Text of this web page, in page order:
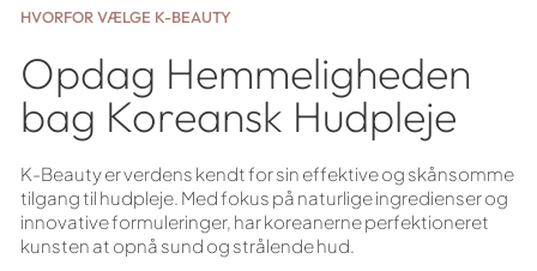
HVORFOR VÆLGE K-BEAUTY
Opdag Hemmeligheden
bag Koreansk Hudpleje
K-Beauty er verdens kendt for sin effektive og skånsomme
tilgang til hudpleje. Med fokus på naturlige ingredienser og
innovative formuleringer, har koreanerne perfektioneret
kunsten at opnå sund og strålende hud.